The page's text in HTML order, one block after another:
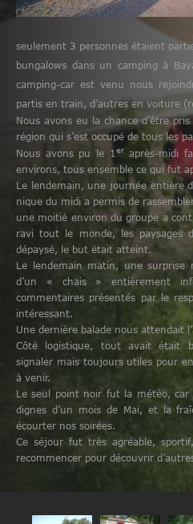
seulement 3 personnes étaient
bungalows dans un camping à
camping-car est venu nous
partis en train, d’autres en voiture
Nous avons eu la chance d’être
région qui s’est occupé de tous les
Nous avons pu le 1 eraprès-midi
environs, tous ensemble ce qui fut
Le lendemain, une journée entière
nique du midi a permis de
une moitié environ du groupe a
ravi tout le monde, les paysages
dépaysé, le but était atteint.
Le lendemain matin, une surprise
d’un « chais » entièrement
commentaires présentés par le
intéressant.
Une dernière balade nous attendait
Côté logistique, tout avait était
signaler mais toujours utiles pour
à venir.
Le seul point noir fut la météo, car
dignes d’un mois de Mai, et la
écourter nos soirées.
Ce séjour fut très agréable,
recommencer pour découvrir